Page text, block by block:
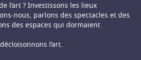
l’art ? Investissons les lieux
nous, parlons des spectacles et des
des espaces qui dormaient
l’art.